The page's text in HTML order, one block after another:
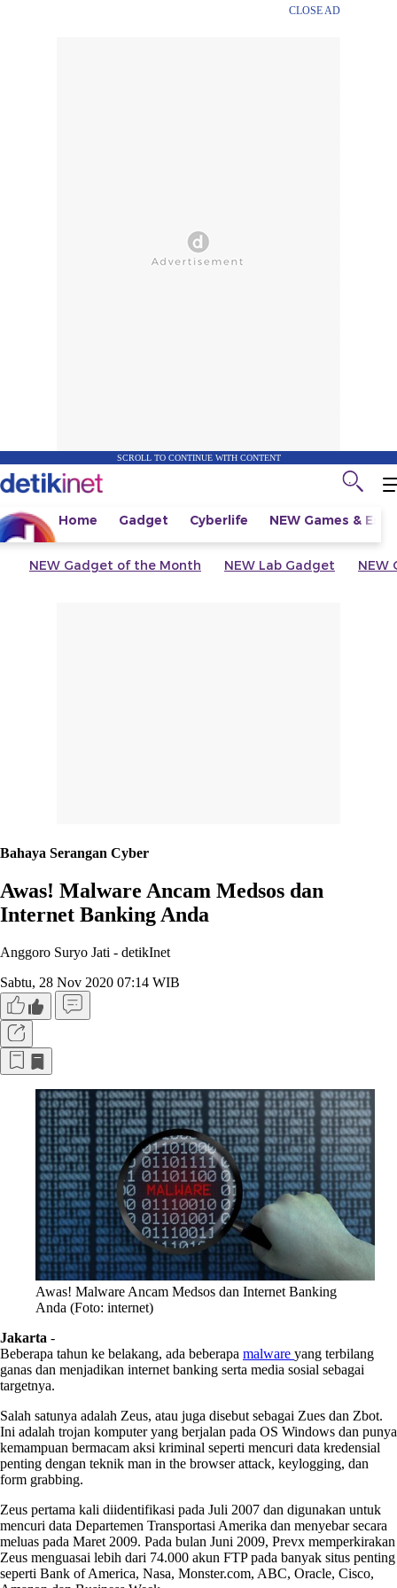
CLOSE AD
SCROLL TO CONTINUE WITH CONTENT
Home Gadget Cyberlife NEW Games &
NEW Gadget of the Month NEW Lab Gadget NEW
Bahaya Serangan Cyber
Awas! Malware Ancam Medsos dan
Internet Banking Anda
Anggoro Suryo Jati - detikInet
Sabtu, 28 Nov 2020 07:14 WIB
Awas! Malware Ancam Medsos dan Internet Banking
Anda (Foto: internet)
Jakarta -
Beberapa tahun ke belakang, ada beberapa malware yang terbilang
ganas dan menjadikan internet banking serta media sosial sebagai
targetnya.
Salah satunya adalah Zeus, atau juga disebut sebagai Zues dan Zbot.
Ini adalah trojan komputer yang berjalan pada OS Windows dan punya
kemampuan bermacam aksi kriminal seperti mencuri data kredensial
penting dengan teknik man in the browser attack, keylogging, dan
form grabbing.
Zeus pertama kali diidentifikasi pada Juli 2007 dan digunakan untuk
mencuri data Departemen Transportasi Amerika dan menyebar secara
meluas pada Maret 2009. Pada bulan Juni 2009, Prevx memperkirakan
Zeus menguasai lebih dari 74.000 akun FTP pada banyak situs penting
seperti Bank of America, Nasa, Monster.com, ABC, Oracle, Cisco,